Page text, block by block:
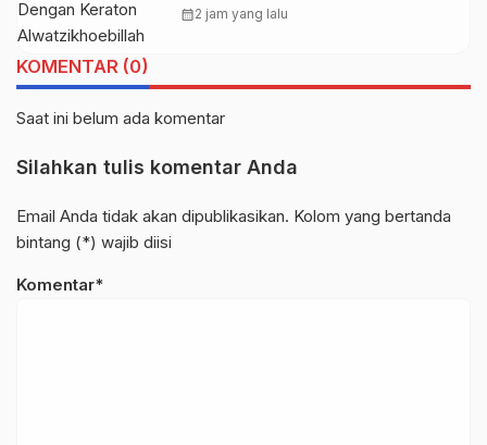
Alwatzikhoebillah Kesultanan
calendar_month2 jam yang lalu
KOMENTAR (0)
Saat ini belum ada komentar
Silahkan tulis komentar Anda
Email Anda tidak akan dipublikasikan. Kolom yang bertanda
bintang (*) wajib diisi
Komentar*